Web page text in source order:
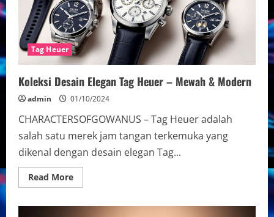
Tag Heuer
Koleksi Desain Elegan Tag Heuer – Mewah & Modern
admin 01/10/2024
CHARACTERSOFGOWANUS – Tag Heuer adalah
salah satu merek jam tangan terkemuka yang
dikenal dengan desain elegan Tag...
Read MoreRead
more